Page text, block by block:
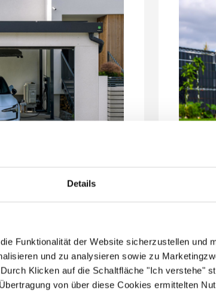
Details
Funktionalität der Website sicherzustellen und
und zu analysieren sowie zu
Klicken auf die Schaltfläche "Ich verstehe"
von über diese Cookies ermittelten